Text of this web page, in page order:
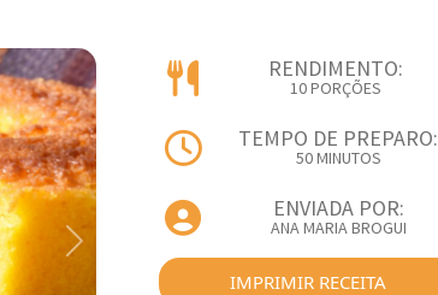
Next
RENDIMENTO:
10 PORÇÕES
TEMPO DE PREPARO:
50 MINUTOS
ENVIADA POR:
ANA MARIA BROGUI
IMPRIMIR RECEITA